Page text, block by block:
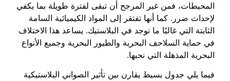
المحيطات، فمن غير المرجح أن تبقى لفترة طويلة بما يكفي
لإحداث ضرر. كما أنها تفتقر إلى المواد الكيميائية السامة
الثابتة التي غالبًا ما توجد في البلاستيك. يساعد هذا الاختلاف
في حماية السلاحف البحرية والطيور البحرية وجميع الأنواع
البحرية المذهلة التي نحبها.
فيما يلي جدول بسيط يقارن بين تأثير الصواني البلاستيكية